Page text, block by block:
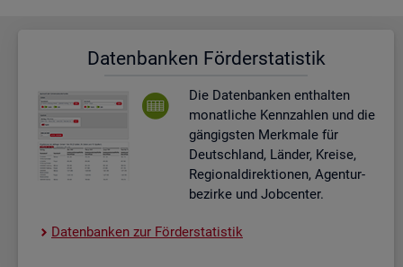
Da­ten­ban­ken För­der­sta­tis­tik
Die Da­ten­ban­ken ent­hal­ten
mo­nat­li­che Kenn­zah­len und die
gän­gigs­ten Merk­ma­le für
Deutsch­land, Län­der, Krei­se,
Re­gio­nal­di­rek­tio­nen, Agen­tur­
be­zir­ke und Job­cen­ter.
Da­ten­ban­ken zur För­der­sta­tis­tik